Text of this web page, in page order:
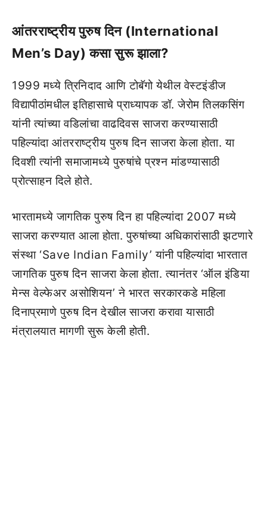
आंतरराष्ट्रीय पुरुष दिन (International
Men’s Day) कसा सुरू झाला?
1999 मध्ये त्रिनिदाद आणि टोबॅगो येथील वेस्टइंडीज
विद्यापीठांमधील इतिहासाचे प्राध्यापक डॉ. जेरोम तिलकसिंग
यांनी त्यांच्या वडिलांचा वाढदिवस साजरा करण्यासाठी
पहिल्यांदा आंतरराष्ट्रीय पुरुष दिन साजरा केला होता. या
दिवशी त्यांनी समाजामध्ये पुरुषांचे प्रश्न मांडण्यासाठी
प्रोत्साहन दिले होते.
भारतामध्ये जागतिक पुरुष दिन हा पहिल्यांदा 2007 मध्ये
साजरा करण्यात आला होता. पुरुषांच्या अधिकारांसाठी झटणारे
संस्था ‘Save Indian Family’ यांनी पहिल्यांदा भारतात
जागतिक पुरुष दिन साजरा केला होता. त्यानंतर ‘ऑल इंडिया
मेन्स वेल्फेअर असोशियन’ ने भारत सरकारकडे महिला
दिनाप्रमाणे पुरुष दिन देखील साजरा करावा यासाठी
मंत्रालयात मागणी सुरू केली होती.